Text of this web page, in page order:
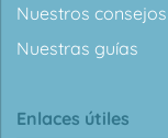
Nuestros consejos
Nuestras guías
Enlaces útiles